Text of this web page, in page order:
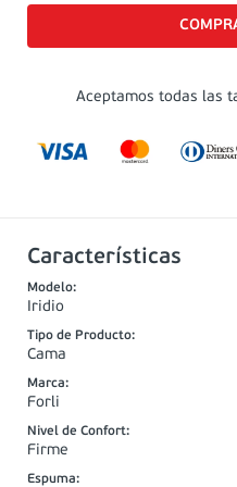
Aceptamos todas las
Características
Modelo:
Iridio
Tipo de Producto:
Cama
Marca:
Forli
Nivel de Confort:
Firme
Espuma: